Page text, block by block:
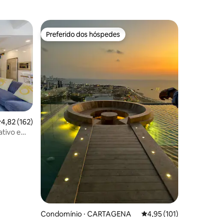
de uma avaliação média de 5, 162 avaliações
4,82 (162)
e
Preferido dos hóspedes
Preferido dos hóspedes
Condomínio ⋅ CARTAGENA 4,95 de uma avaliação
4,95 (101)